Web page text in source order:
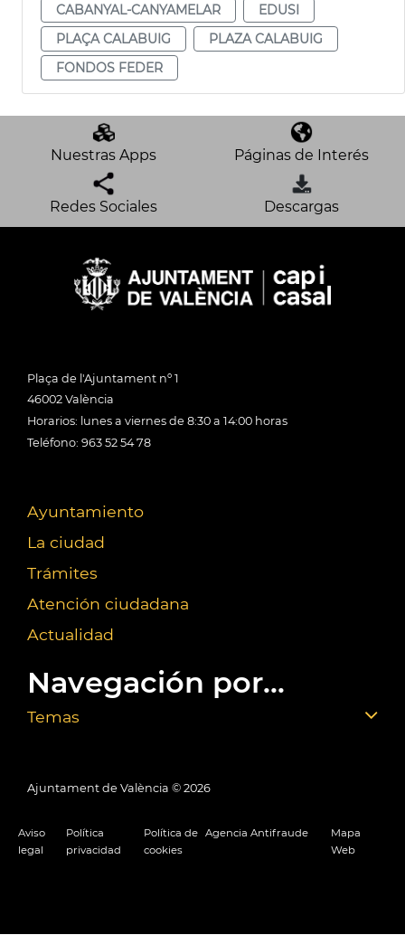
CABANYAL-CANYAMELAR
EDUSI
PLAÇA CALABUIG
PLAZA CALABUIG
FONDOS FEDER
Nuestras Apps Páginas de Interés
Redes Sociales Descargas
Plaça de l'Ajuntament nº 1
46002 València
Horarios: lunes a viernes de 8:30 a 14:00 horas
Teléfono: 963 52 54 78
Ayuntamiento
La ciudad
Trámites
Atención ciudadana
Actualidad
Navegación por...
Temas
Ajuntament de València © 2026
Aviso
legal
Política
privacidad
Política de
cookies
Agencia Antifraude
Mapa
Web